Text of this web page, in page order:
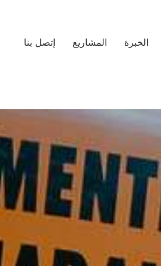
الخبرة المشاريع إتصل بنا